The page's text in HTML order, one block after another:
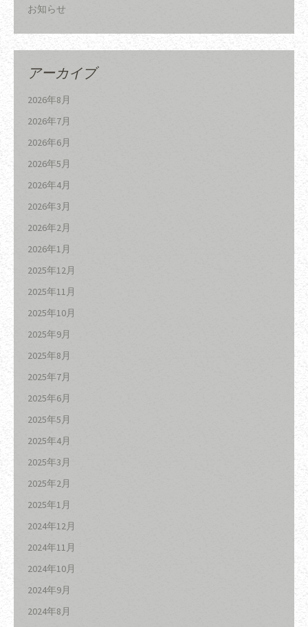
お知らせ
アーカイブ
2026年8月
2026年7月
2026年6月
2026年5月
2026年4月
2026年3月
2026年2月
2026年1月
2025年12月
2025年11月
2025年10月
2025年9月
2025年8月
2025年7月
2025年6月
2025年5月
2025年4月
2025年3月
2025年2月
2025年1月
2024年12月
2024年11月
2024年10月
2024年9月
2024年8月